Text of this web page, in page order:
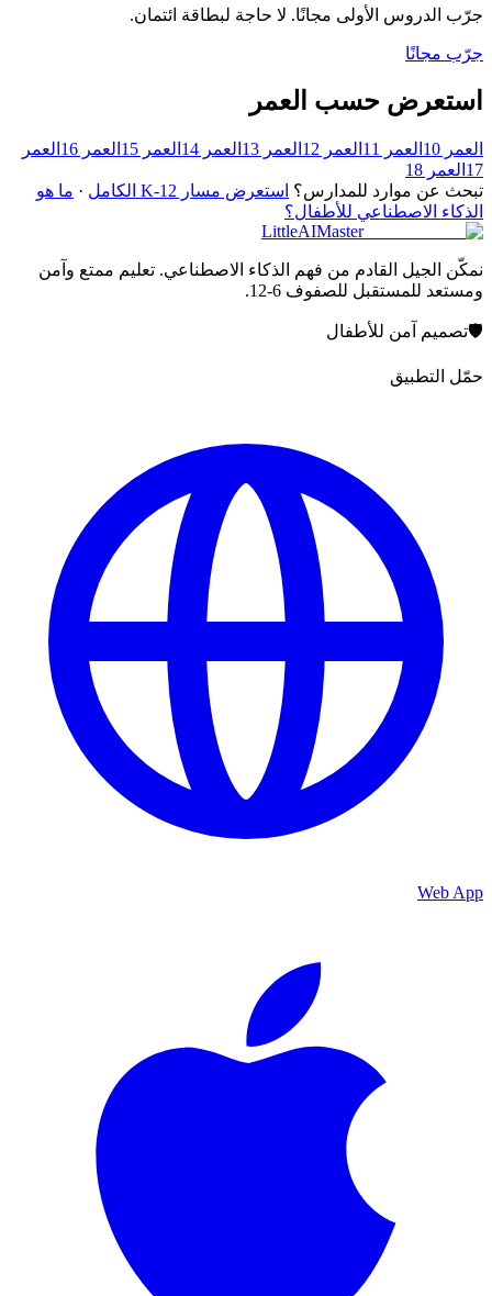
جرّب الدروس الأولى مجانًا. لا حاجة لبطاقة ائتمان.
جرّب مجانًا
استعرض حسب العمر
العمر 10 العمر 11 العمر 12 العمر 13 العمر 14 العمر 15 العمر 16
العمر
17 العمر 18
تبحث عن موارد للمدارس؟ استعرض مسار K-12 الكامل · ما هو
الذكاء الاصطناعي للأطفال؟
LittleAIMaster
نمكّن الجيل القادم من فهم الذكاء الاصطناعي. تعليم ممتع وآمن
ومستعد للمستقبل للصفوف 6-12.
🛡️تصميم آمن للأطفال
حمّل التطبيق
Web App